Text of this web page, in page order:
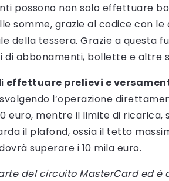
possono non solo effettuare
somme, grazie al codice con
della tessera. Grazie a questa
abbonamenti, bollette e altre
effettuare prelievi e
l’operazione
euro, mentre il limite di ricarica,
il plafond, ossia il tetto
superare i 10 mila euro.
del circuito MasterCard ed